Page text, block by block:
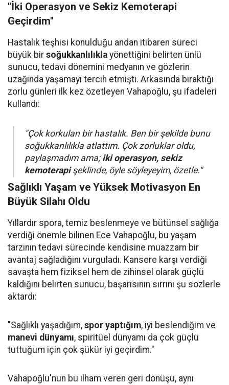
"İki Operasyon ve Sekiz Kemoterapi
Geçirdim"
Hastalık teşhisi konulduğu andan itibaren süreci
büyük bir soğukkanlılıkla yönettiğini belirten ünlü
sunucu, tedavi dönemini medyanın ve gözlerin
uzağında yaşamayı tercih etmişti. Arkasında bıraktığı
zorlu günleri ilk kez özetleyen Vahapoğlu, şu ifadeleri
kullandı:
"Çok korkulan bir hastalık. Ben bir şekilde bunu
soğukkanlılıkla atlattım. Çok zorluklar oldu,
paylaşmadım ama; iki operasyon, sekiz
kemoterapişeklinde, öyle söyleyeyim, özetle."
Sağlıklı Yaşam ve Yüksek Motivasyon En
Büyük Silahı Oldu
Yıllardır spora, temiz beslenmeye ve bütünsel sağlığa
verdiği önemle bilinen Ece Vahapoğlu, bu yaşam
tarzının tedavi sürecinde kendisine muazzam bir
avantaj sağladığını vurguladı. Kansere karşı verdiği
savaşta hem fiziksel hem de zihinsel olarak güçlü
kaldığını belirten sunucu, başarısının sırrını şu sözlerle
aktardı:
"Sağlıklı yaşadığım, spor yaptığım, iyi beslendiğim ve
manevi dünyamı, spiritüel dünyamı da çok güçlü
tuttuğum için çok şükür iyi geçirdim."
Vahapoğlu'nun bu ilham veren geri dönüşü, aynı